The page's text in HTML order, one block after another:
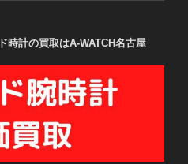
時計の買取はA-WATCH名古屋